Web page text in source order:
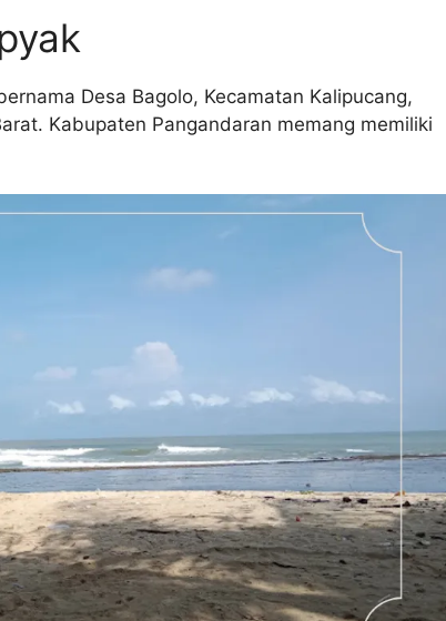
Desa Bagolo, Kecamatan Kalipucang,
Kabupaten Pangandaran memang memiliki